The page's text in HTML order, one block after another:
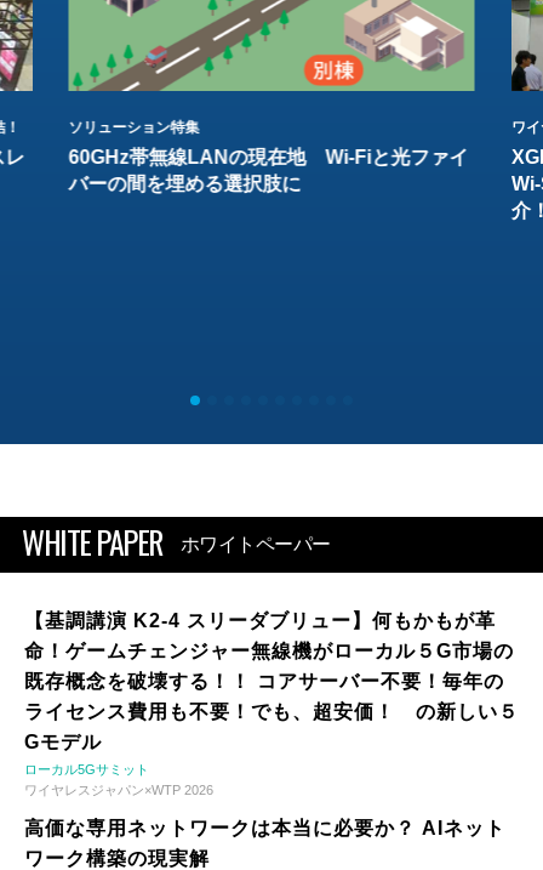
レ
ソリューション特集
60GHz帯無線LANの現在地 Wi-Fiと光ファイ
バーの間を埋める選択肢に
ワ
介
WHITE PAPER ホワイトペーパー
【基調講演 K2-4 スリーダブリュー】何もかもが革
命！ゲームチェンジャー無線機がローカル５G市場の
既存概念を破壊する！！ コアサーバー不要！毎年の
ライセンス費用も不要！でも、超安価！ の新しい５
Gモデル
ローカル5Gサミット
ワイヤレスジャパン×WTP 2026
高価な専用ネットワークは本当に必要か？ AIネット
ワーク構築の現実解